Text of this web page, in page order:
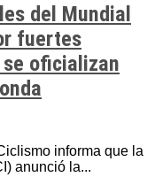
del Mundial
fuertes
oficializan
informa que la
anunció la...